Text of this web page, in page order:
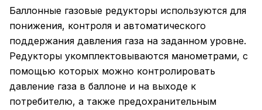
Баллонные газовые редукторы используются для
понижения, контроля и автоматического
поддержания давления газа на заданном уровне.
Редукторы укомплектовываются манометрами, с
помощью которых можно контролировать
давление газа в баллоне и на выходе к
потребителю, а также предохранительным